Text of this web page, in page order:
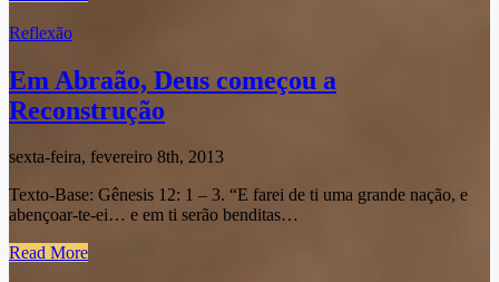
Reflexão
Em Abraão, Deus começou a
Reconstrução
sexta-feira, fevereiro 8th, 2013
Texto-Base: Gênesis 12: 1 – 3. “E farei de ti uma grande nação, e
abençoar-te-ei… e em ti serão benditas…
Read More